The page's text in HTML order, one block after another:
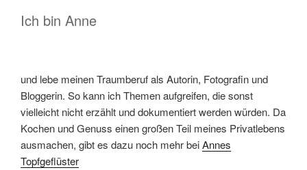
Ich bin Anne
und lebe meinen Traumberuf als Autorin, Fotografin und
Bloggerin. So kann ich Themen aufgreifen, die sonst
vielleicht nicht erzählt und dokumentiert werden würden. Da
Kochen und Genuss einen großen Teil meines Privatlebens
ausmachen, gibt es dazu noch mehr beiAnnes
Topfgeflüster